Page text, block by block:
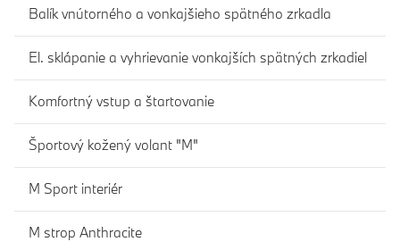
Balík vnútorného a vonkajšieho spätného zrkadla
El. sklápanie a vyhrievanie vonkajších spätných zrkadiel
Komfortný vstup a štartovanie
Športový kožený volant "M"
M Sport interiér
M strop Anthracite